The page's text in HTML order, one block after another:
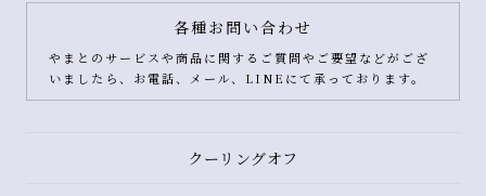
各種お問い合わせ
やまとのサービスや商品に関するご質問やご要望などがござ
いましたら、お電話、メール、LINEにて承っております。
クーリングオフ